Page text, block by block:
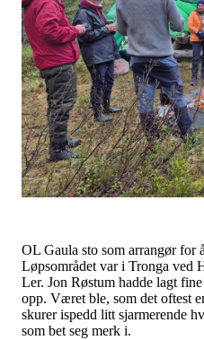
OL Gaula sto som arrangør for
Løpsområdet var i Tronga ved
Ler. Jon Røstum hadde lagt
opp. Været ble, som det oftest
skurer ispedd litt sjarmerende
som bet seg merk i.